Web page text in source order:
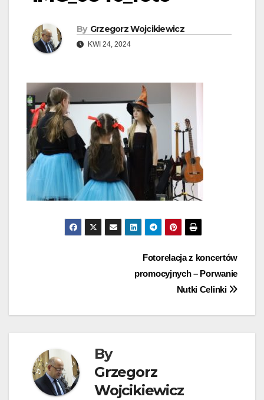
By Grzegorz Wojcikiewicz
KWI 24, 2024
Fotorelacja z koncertów
promocyjnych – Porwanie
Nutki Celinki
By
Grzegorz
Wojcikiewicz